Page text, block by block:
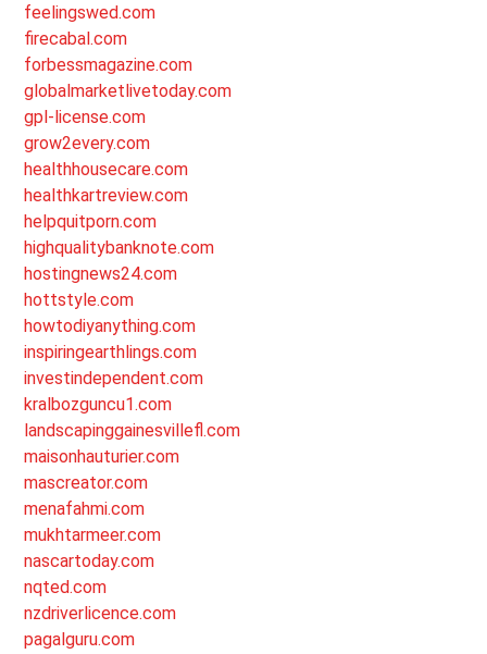
feelingswed.com
firecabal.com
forbessmagazine.com
globalmarketlivetoday.com
gpl-license.com
grow2every.com
healthhousecare.com
healthkartreview.com
helpquitporn.com
highqualitybanknote.com
hostingnews24.com
hottstyle.com
howtodiyanything.com
inspiringearthlings.com
investindependent.com
kralbozguncu1.com
landscapinggainesvillefl.com
maisonhauturier.com
mascreator.com
menafahmi.com
mukhtarmeer.com
nascartoday.com
nqted.com
nzdriverlicence.com
pagalguru.com